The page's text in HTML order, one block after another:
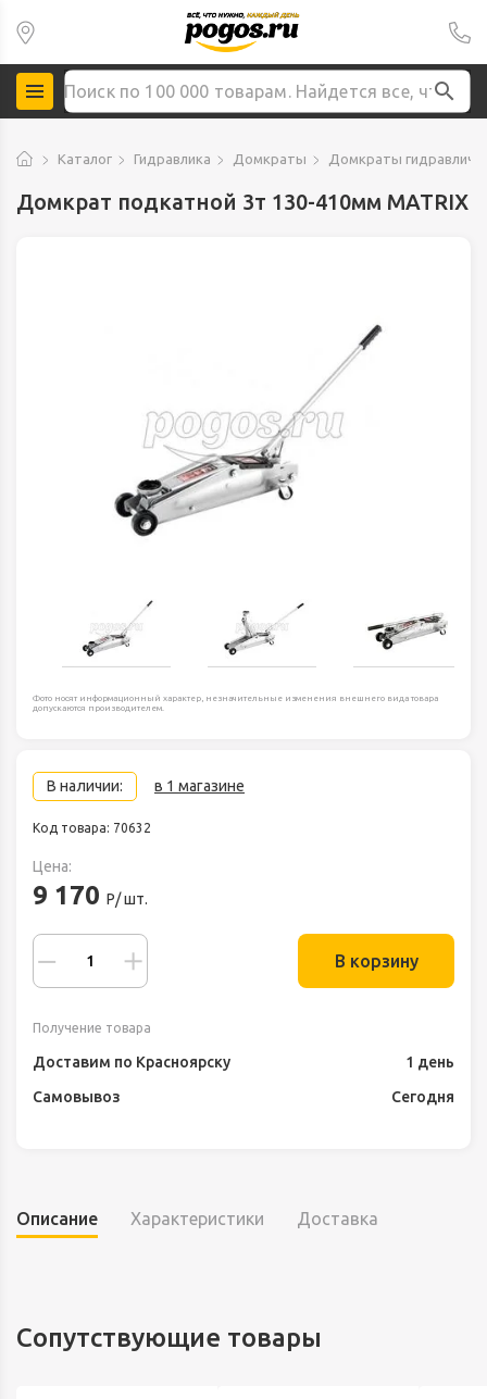
Каталог Гидравлика Домкраты Домкраты
Домкрат подкатной 3т 130-410мм MATRIX
Фото носят информационный характер, незначительные изменения внешнего вида товара
допускаются производителем.
В наличии: в 1 магазине
Код товара: 70632
Цена:
9 170 Р/ шт.
В корзину
Получение товара
Доставим по Красноярску
1 день
Самовывоз
Сегодня
Описание Характеристики Доставка
Сопутствующие товары